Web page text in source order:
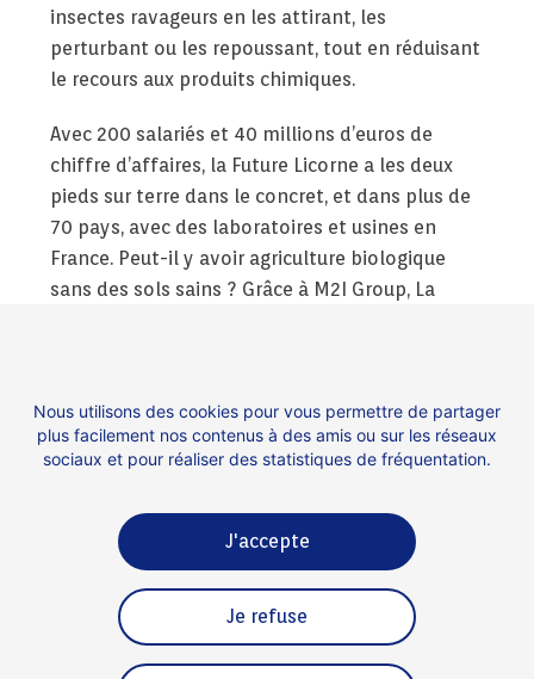
insectes ravageurs en les attirant, les
perturbant ou les repoussant, tout en réduisant
le recours aux produits chimiques.
Avec 200 salariés et 40 millions d’euros de
chiffre d’affaires, la Future Licorne a les deux
pieds sur terre dans le concret, et dans plus de
70 pays, avec des laboratoires et usines en
France. Peut-il y avoir agriculture biologique
sans des sols sains ? Grâce à M2I Group, La
une bonne nouvelle pour la santé humaine.
Impossible n’est pas français.
Contact
Nous utilisons des cookies pour vous permettre de partager
plus facilement nos contenus à des amis ou sur les réseaux
sociaux et pour réaliser des statistiques de fréquentation.
J'accepte
Je refuse